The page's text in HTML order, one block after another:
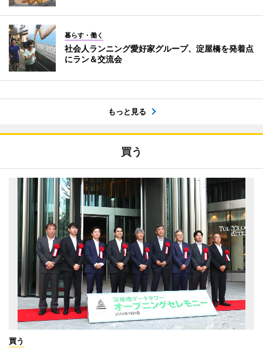
暮らす・働く
社会人ランニング愛好家グループ、淀屋橋を発着点
にラン＆交流会
もっと見る
買う
買う